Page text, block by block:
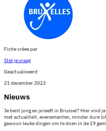
Fiche créee par
Stel je vraag
Geactualiseerd
21 december 2022
Nieuws
Je bent jong en je leeft in Brussel? Hier vind
met actualiteit, evenementen, minder dure
gewoon leuke dingen om te doen in de 19